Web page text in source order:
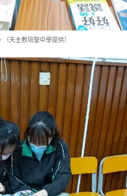
天主教培聖中學提供）